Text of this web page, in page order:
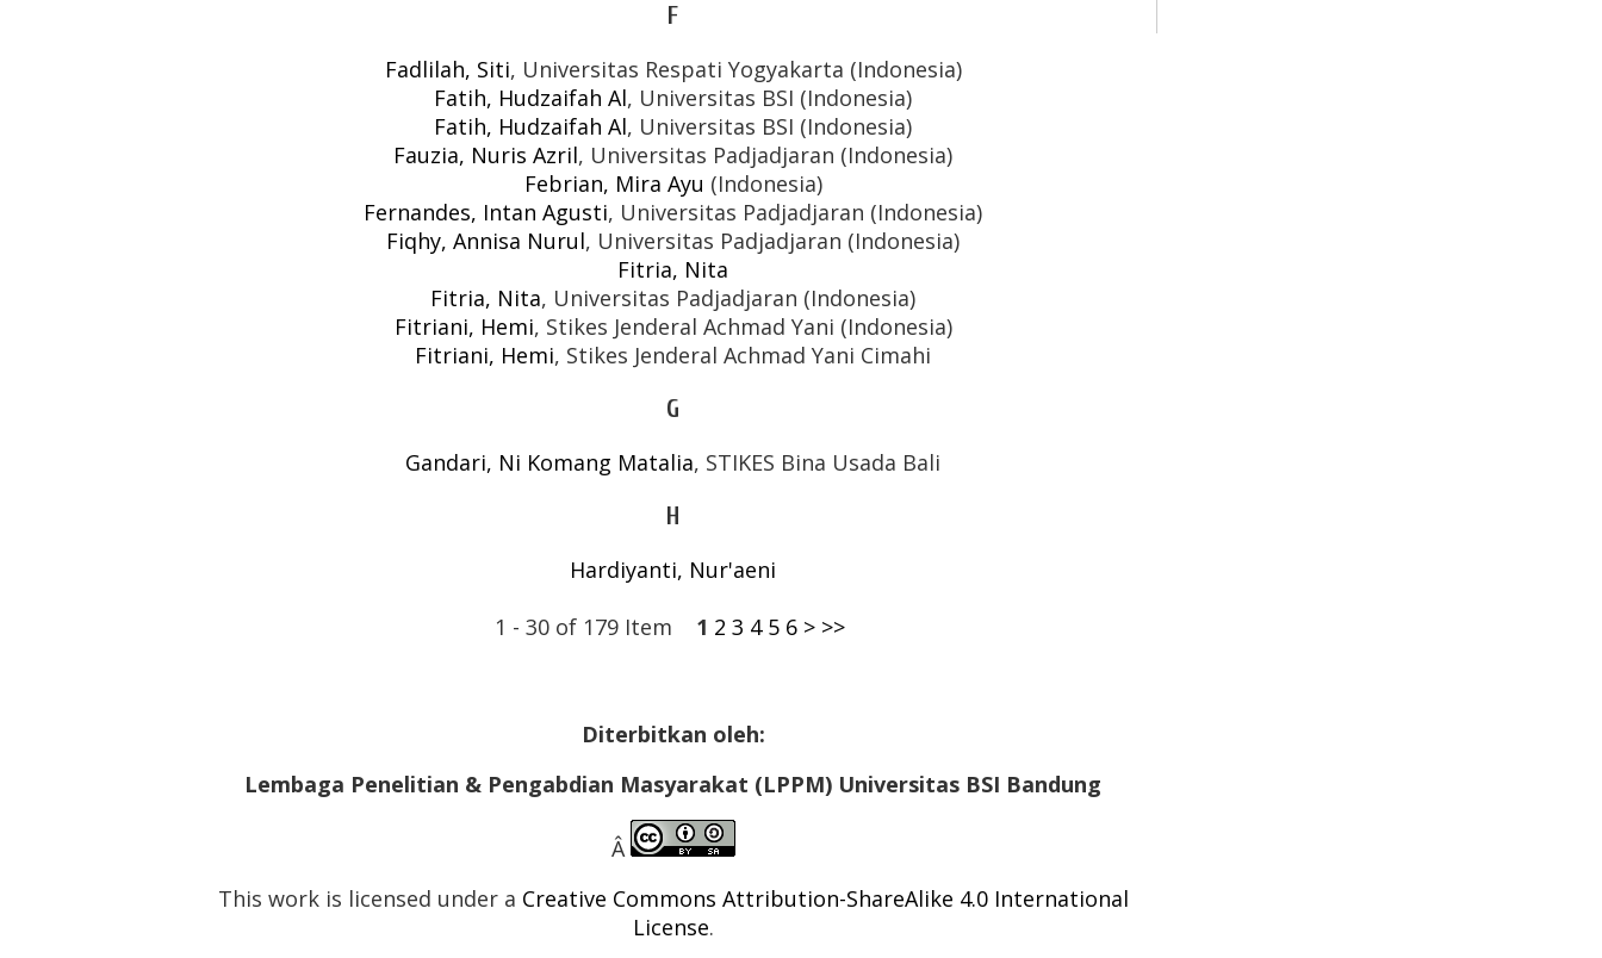
F
Fadlilah, Siti, Universitas Respati Yogyakarta (Indonesia)
Fatih, Hudzaifah Al, Universitas BSI (Indonesia)
Fatih, Hudzaifah Al, Universitas BSI (Indonesia)
Fauzia, Nuris Azril, Universitas Padjadjaran (Indonesia)
Febrian, Mira Ayu (Indonesia)
Fernandes, Intan Agusti, Universitas Padjadjaran (Indonesia)
Fiqhy, Annisa Nurul, Universitas Padjadjaran (Indonesia)
Fitria, Nita
Fitria, Nita, Universitas Padjadjaran (Indonesia)
Fitriani, Hemi, Stikes Jenderal Achmad Yani (Indonesia)
Fitriani, Hemi, Stikes Jenderal Achmad Yani Cimahi
G
Gandari, Ni Komang Matalia, STIKES Bina Usada Bali
H
Hardiyanti, Nur'aeni
1 - 30 of 179 Item 1 2 3 4 5 6 > >>
Diterbitkan oleh:
Lembaga Penelitian & Pengabdian Masyarakat (LPPM) Universitas BSI Bandung
Â
This work is licensed under a Creative Commons Attribution-ShareAlike 4.0 International
License.